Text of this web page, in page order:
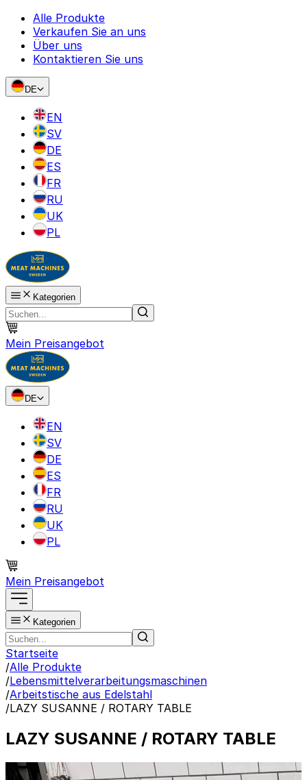
Alle Produkte
Verkaufen Sie an uns
Über uns
Kontaktieren Sie uns
DE
EN
SV
DE
ES
FR
RU
UK
PL
Kategorien
Mein Preisangebot
DE
EN
SV
DE
ES
FR
RU
UK
PL
Mein Preisangebot
Kategorien
Startseite
/Alle Produkte
/Lebensmittelverarbeitungsmaschinen
/Arbeitstische aus Edelstahl
/LAZY SUSANNE / ROTARY TABLE
LAZY SUSANNE / ROTARY TABLE